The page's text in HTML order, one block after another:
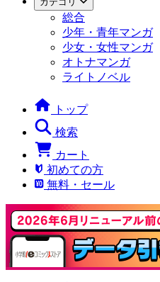
総合
少年・青年マンガ
少女・女性マンガ
オトナマンガ
ライトノベル
トップ
検索
カート
初めての方
無料・セール